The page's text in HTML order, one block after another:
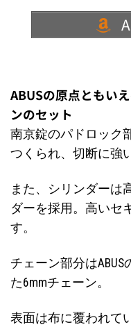
ABUSの原点ともい
ンのセット
南京錠のパドロック
つくられ、切断に強
また、シリンダーは
ダーを採用。高いセ
す。
チェーン部分は
た6mmチェーン。
表面は布に覆われて